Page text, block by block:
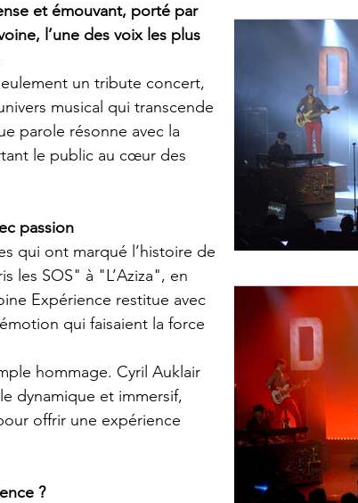
et émouvant, porté par
l’une des voix les plus
un tribute concert,
musical qui transcende
parole résonne avec la
le public au cœur des
passion
qui ont marqué l’histoire de
les SOS" à "L’Aziza", en
Expérience restitue avec
qui faisaient la force
hommage. Cyril Auklair
dynamique et immersif,
offrir une expérience
?